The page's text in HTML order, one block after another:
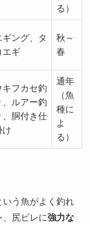
る）
ギング、タ
エギ
秋～
春
キフカセ釣
、ルアー釣
、胴付き仕
け
通年
（魚
種に
よ
る）
う魚がよく釣れ
、尻ビレに強力な